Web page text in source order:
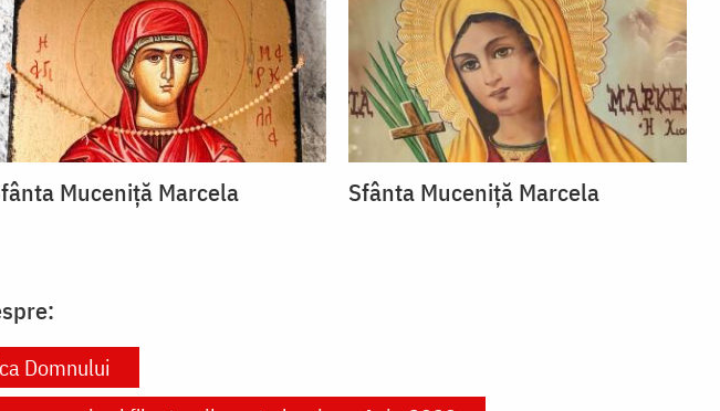
Muceniță Marcela Sfânta Muceniță Marcela
Domnului